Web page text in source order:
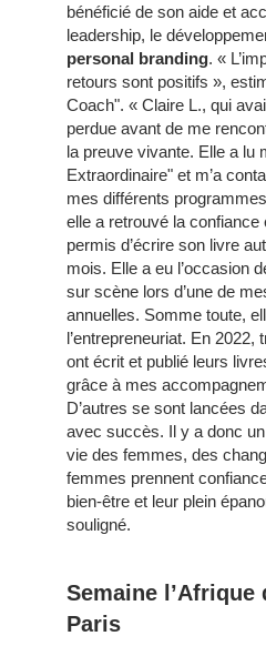
bénéficié de son aide et
leadership, le
personal branding. «
retours sont positifs »,
Coach". « Claire L., qui
perdue avant de me
la preuve vivante. Elle a lu
Extraordinaire" et m’a
mes différents
elle a retrouvé la confiance
permis d’écrire son livre
mois. Elle a eu l’occasion
sur scène lors d’une de
annuelles. Somme toute,
l’entrepreneuriat. En
ont écrit et publié leurs
grâce à mes
D’autres se sont lancées
avec succès. Il y a donc
vie des femmes, des
femmes prennent
bien-être et leur plein
souligné.
Semaine
Paris